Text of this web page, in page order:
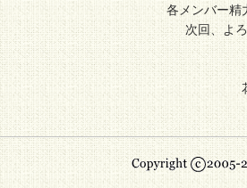
各メンバー精
次回、よ